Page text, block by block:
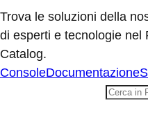
Trova le soluzioni della
di esperti e tecnologie nel
Catalog.
ConsoleDocumentazione